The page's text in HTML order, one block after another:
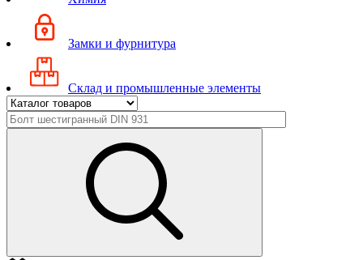
Замки и фурнитура
Склад и промышленные элементы